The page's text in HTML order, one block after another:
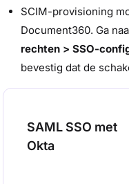
SCIM-provisioning
Document360. Ga
rechten > SSO-
bevestig dat de
SAML SSO met
Okta